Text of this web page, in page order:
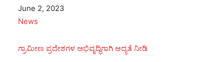
Date
June 2, 2023
In relation to
News
ಗ್ರಾಮೀಣ ಪ್ರದೇಶಗಳ ಅಭಿವೃದ್ಧಿಗಾಗಿ ಆದ್ಯತೆ ನೀಡಿ